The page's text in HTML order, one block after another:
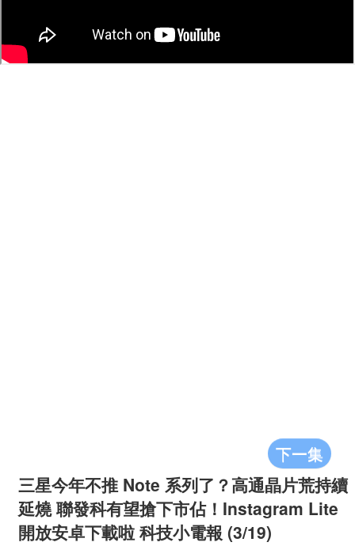
下一集
三星今年不推 Note 系列了？高通晶片荒持續
延燒 聯發科有望搶下市佔！Instagram Lite
開放安卓下載啦 科技小電報 (3/19)